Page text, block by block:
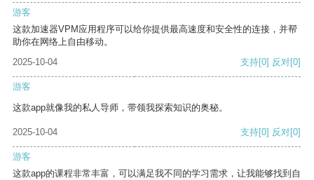
游客
这款加速器VPM应用程序可以给你提供最高速度和安全性的连接，并帮
助你在网络上自由移动。
2025-10-04
支持[0] 反对[0]
游客
这款app就像我的私人导师，带领我探索知识的奥秘。
2025-10-04 支持[0] 反对[0]
游客
这款app的课程非常丰富，可以满足我不同的学习需求，让我能够找到自